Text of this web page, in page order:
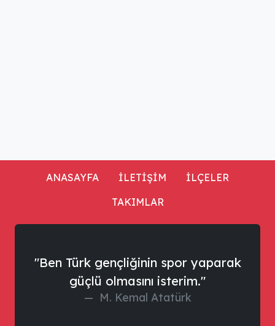
ANASAYFA İLETİŞİM
İLÇELER
TAKIMLAR
"Ben Türk gençliğinin spor yaparak
güçlü olmasını isterim."
M. Kemal Atatürk